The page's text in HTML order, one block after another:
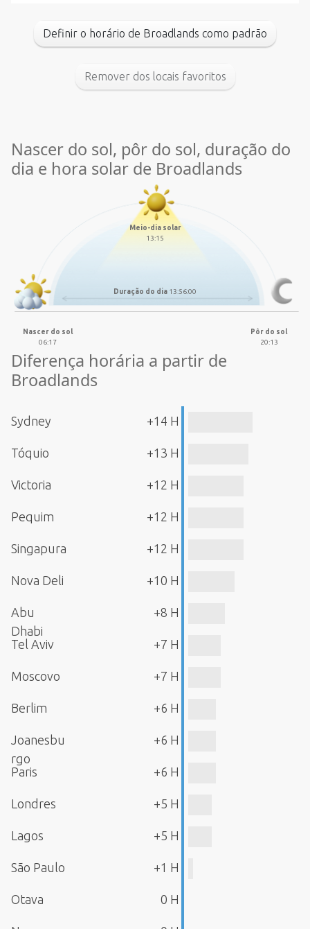
Definir o horário de Broadlands como padrão
Remover dos locais favoritos
Nascer do sol, pôr do sol, duração do
dia e hora solar de Broadlands
Meio-dia solar
13:15
Duração do dia 13:56:00
Nascer do sol
06:17
Pôr do sol
20:13
Diferença horária a partir de
Broadlands
Sydney +14 H
Tóquio +13 H
Victoria +12 H
Pequim +12 H
Singapura +12 H
Nova Deli +10 H
Abu
Dhabi
+8 H
Tel Aviv +7 H
Moscovo +7 H
Berlim +6 H
Joanesbu
rgo
+6 H
Paris +6 H
Londres +5 H
Lagos +5 H
São Paulo +1 H
Otava 0 H